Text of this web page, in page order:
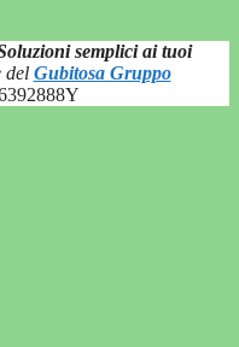
semplici ai tuoi
del Gubitosa Gruppo